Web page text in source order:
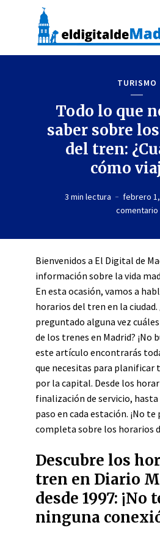
TURISMO
Todo lo que
saber sobre
del tren:
cómo
3 min lectura febrero
comentario
Bienvenidos a El Digital de
información sobre la vida
En esta ocasión, vamos a
horarios del tren en la ciudad.
preguntado alguna vez
de los trenes en Madrid? ¡No
este artículo encontrarás
que necesitas para planificar
por la capital. Desde los
finalización de servicio,
paso en cada estación. ¡No
completa sobre los horarios
Descubre los
tren en Diario
desde 1997: ¡No
ninguna